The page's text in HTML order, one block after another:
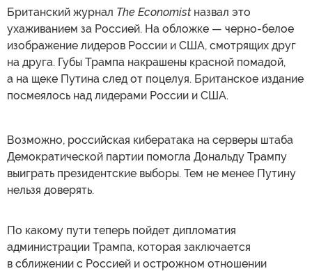
Британский журнал The Economistназвал это
ухаживанием за Россией. На обложке — черно-белое
изображение лидеров России и США, смотрящих друг
на друга. Губы Трампа накрашены красной помадой,
а на щеке Путина след от поцелуя. Британское издание
посмеялось над лидерами России и США.
Возможно, российская кибератака на серверы штаба
Демократической партии помогла Дональду Трампу
выиграть президентские выборы. Тем не менее Путину
нельзя доверять.
По какому пути теперь пойдет дипломатия
администрации Трампа, которая заключается
в сближении с Россией и острожном отношении